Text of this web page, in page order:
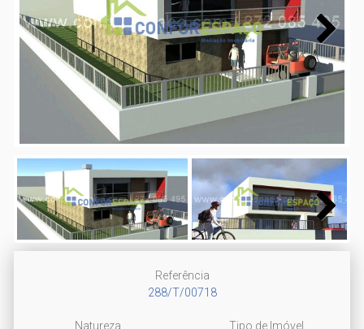
Next
Next
Referência
288/T/00718
Natureza
Tipo de Imóvel